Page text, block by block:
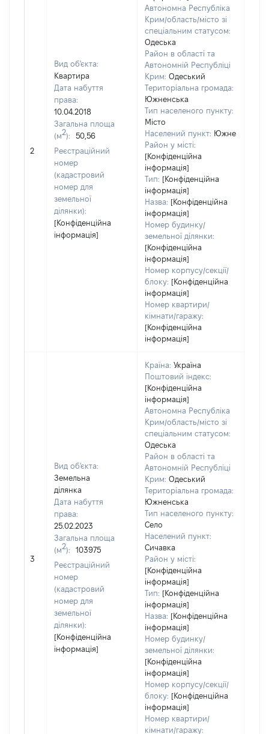
2
Вид об'єкта:
Квартира
Дата набуття
права:
10.04.2018
Загальна площа
(м2):
50,56
Реєстраційний
номер
(кадастровий
номер для
земельної
ділянки):
[Конфіденційна
інформація]
Автономна Республіка
Крим/область/місто зі
спеціальним статусом:
Одеська
Район в області та
Автономній Республіці
Крим: Одеський
Територіальна громада:
Южненська
Тип населеного пункту:
Місто
Населений пункт: Южне
Район у місті:
[Конфіденційна
інформація]
Тип: [Конфіденційна
інформація]
Назва: [Конфіденційна
інформація]
Номер будинку/
земельної ділянки:
[Конфіденційна
інформація]
Номер корпусу/секції/
блоку: [Конфіденційна
інформація]
Номер квартири/
кімнати/гаражу:
[Конфіденційна
інформація]
3
Вид об'єкта:
Земельна
ділянка
Дата набуття
права:
25.02.2023
Загальна площа
(м2):
103975
Реєстраційний
номер
(кадастровий
номер для
земельної
ділянки):
[Конфіденційна
інформація]
Країна: Україна
Поштовий індекс:
[Конфіденційна
інформація]
Автономна Республіка
Крим/область/місто зі
спеціальним статусом:
Одеська
Район в області та
Автономній Республіці
Крим: Одеський
Територіальна громада:
Южненська
Тип населеного пункту:
Село
Населений пункт:
Сичавка
Район у місті:
[Конфіденційна
інформація]
Тип: [Конфіденційна
інформація]
Назва: [Конфіденційна
інформація]
Номер будинку/
земельної ділянки:
[Конфіденційна
інформація]
Номер корпусу/секції/
блоку: [Конфіденційна
інформація]
Номер квартири/
кімнати/гаражу: